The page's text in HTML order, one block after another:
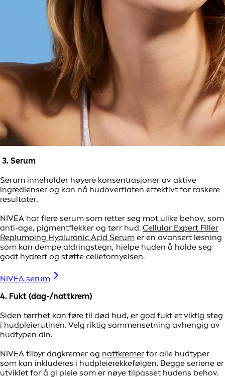
3. Serum
Serum inneholder høyere konsentrasjoner av aktive
ingredienser og kan nå hudoverflaten effektivt for raskere
resultater.
NIVEA har flere serum som retter seg mot ulike behov, som
anti-age, pigmentflekker og tørr hud. Cellular Expert Filler
Replumping Hyaluronic Acid Serum er en avansert løsning
som kan dempe aldringstegn, hjelpe huden å holde seg
godt hydrert og støtte cellefornyelsen.
NIVEA serum
4. Fukt (dag-/nattkrem)
Siden tørrhet kan føre til død hud, er god fukt et viktig steg
i hudpleierutinen. Velg riktig sammensetning avhengig av
hudtypen din.
NIVEA tilbyr dagkremer og nattkremer for alle hudtyper
som kan inkluderes i hudpleierekkefølgen. Begge seriene er
utviklet for å gi pleie som er nøye tilpasset hudens behov.